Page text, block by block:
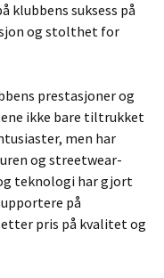
klubbens suksess på
og stolthet for
prestasjoner og
ikke bare tiltrukket
men har
og streetwear-
teknologi har gjort
på
pris på kvalitet og